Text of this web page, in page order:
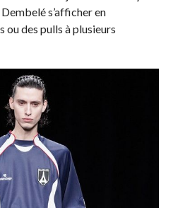
s’afficher en
ou des pulls à plusieurs